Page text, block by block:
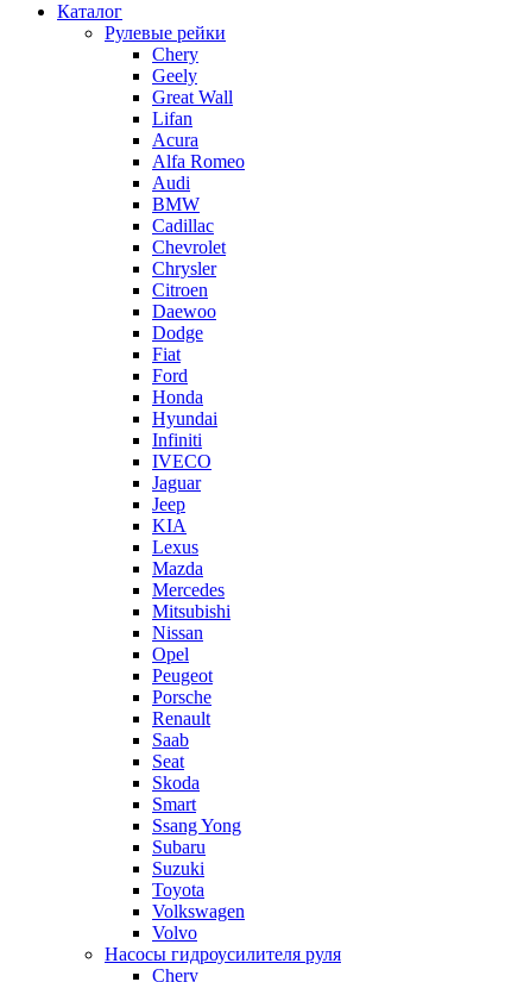
Каталог
Рулевые рейки
Chery
Geely
Great Wall
Lifan
Acura
Alfa Romeo
Audi
BMW
Cadillac
Chevrolet
Chrysler
Citroen
Daewoo
Dodge
Fiat
Ford
Honda
Hyundai
Infiniti
IVECO
Jaguar
Jeep
KIA
Lexus
Mazda
Mercedes
Mitsubishi
Nissan
Opel
Peugeot
Porsche
Renault
Saab
Seat
Skoda
Smart
Ssang Yong
Subaru
Suzuki
Toyota
Volkswagen
Volvo
Насосы гидроусилителя руля
Chery